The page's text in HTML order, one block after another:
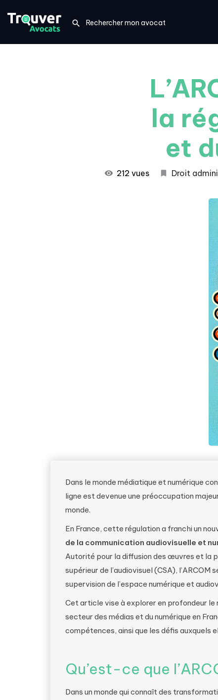
la
et
212 vues Droit
Dans le monde médiatique et numérique
ligne est devenue une préoccupation
monde.
En France, cette régulation a franchi un
de la communication audiovisuelle et
Autorité pour la diffusion des œuvres et la
supérieur de l’audiovisuel (CSA),
supervision de l’espace numérique et
Cet article vise à explorer en profondeur le
secteur des médias et du numérique en
compétences, ainsi que les défis auxquels
Qu’est-ce que
Dans un monde qui connaît des